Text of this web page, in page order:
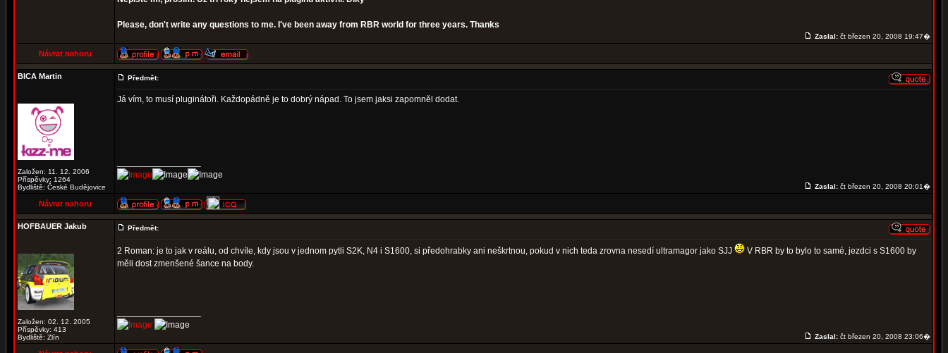
Please, don't write any questions to me. I've been away from RBR world for three years. Thanks
Zaslal: čt březen 20, 2008 19:47�
Návrat nahoru
BICA Martin
Založen: 11. 12. 2006
Příspěvky: 1264
Bydliště: České Budějovice
Předmět:
Já vím, to musí pluginátoři. Každopádně je to dobrý nápad. To jsem jaksi zapomněl dodat.
Zaslal: čt březen 20, 2008 20:01�
Návrat nahoru
HOFBAUER Jakub
Založen: 02. 12. 2005
Příspěvky: 413
Bydliště: Zlín
Předmět:
2 Roman: je to jak v reálu, od chvíle, kdy jsou v jednom pytli S2K, N4 i S1600, si předohrabky ani neškrtnou, pokud v nich teda zrovna nesedí ultramagor jako SJJ
V RBR by to bylo to samé, jezdci s S1600 by
měli dost zmenšené šance na body.
Zaslal: čt březen 20, 2008 23:06�